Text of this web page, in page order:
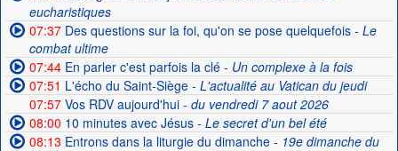
eucharistiques
07:37Des questions sur la foi, qu'on se pose quelquefois- Le
combat ultime
07:44En parler c'est parfois la clé- Un complexe à la fois
07:51 L'écho du Saint-Siège- L'actualité au Vatican du jeudi
07:57Vos RDV aujourd'hui- du vendredi 7 aout 2026
08:00 10 minutes avec Jésus- Le secret d'un bel été
08:13 Entrons dans la liturgie du dimanche- 19e dimanche du